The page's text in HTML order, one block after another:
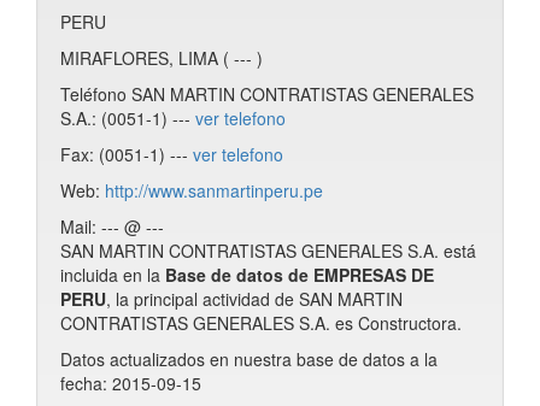
PERU
MIRAFLORES, LIMA ( --- )
Teléfono SAN MARTIN CONTRATISTAS GENERALES
S.A.: (0051-1) --- ver telefono
Fax: (0051-1) --- ver telefono
Web: http://www.sanmartinperu.pe
Mail: --- @ ---
SAN MARTIN CONTRATISTAS GENERALES S.A. está
incluida en la Base de datos de EMPRESAS DE
PERU, la principal actividad de SAN MARTIN
CONTRATISTAS GENERALES S.A. es Constructora.
Datos actualizados en nuestra base de datos a la
fecha: 2015-09-15